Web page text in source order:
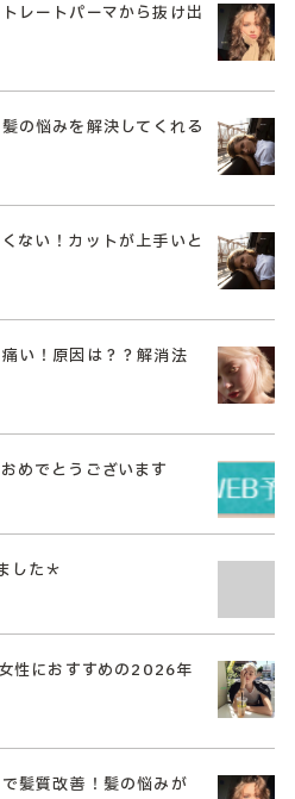
レートパーマから抜け出
の悩みを解決してくれる
ない！カットが上手いと
い！原因は？？解消法
めでとうございます
した＊
性におすすめの2026年
髪質改善！髪の悩みが